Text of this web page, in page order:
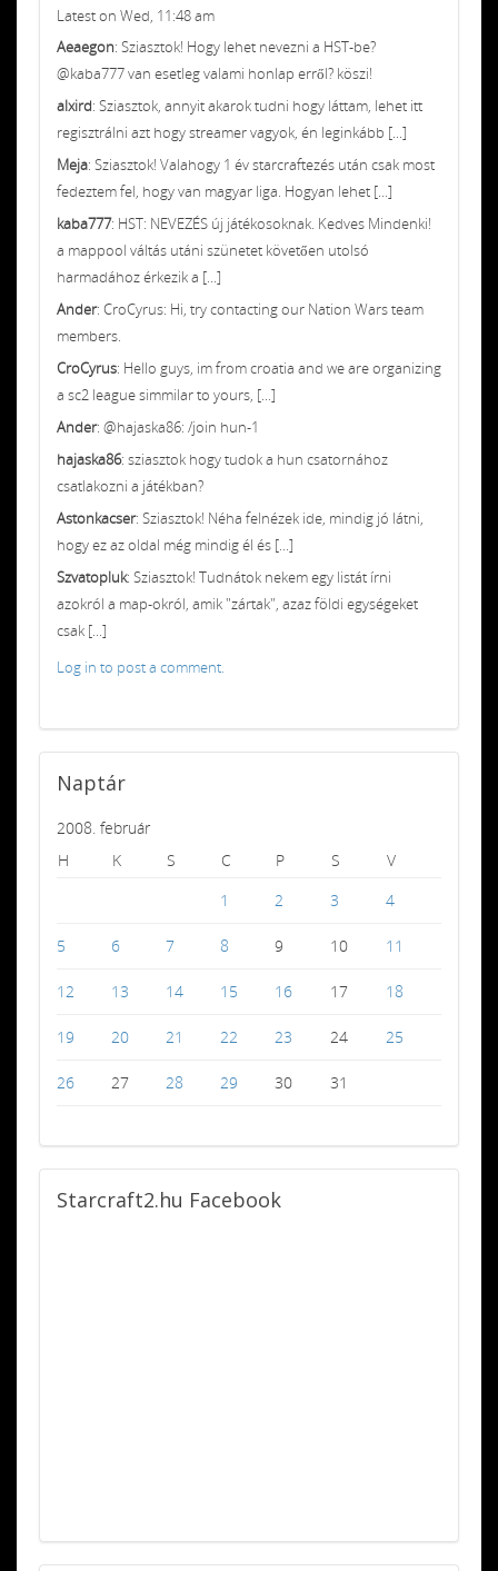
Latest on Wed, 11:48 am
Aeaegon: Sziasztok! Hogy lehet nevezni a HST-be?
@kaba777 van esetleg valami honlap erről? köszi!
alxird: Sziasztok, annyit akarok tudni hogy láttam, lehet itt
regisztrálni azt hogy streamer vagyok, én leginkább [...]
Meja: Sziasztok! Valahogy 1 év starcraftezés után csak most
fedeztem fel, hogy van magyar liga. Hogyan lehet [...]
kaba777: HST: NEVEZÉS új játékosoknak. Kedves Mindenki!
a mappool váltás utáni szünetet követően utolsó
harmadához érkezik a [...]
Ander: CroCyrus: Hi, try contacting our Nation Wars team
members.
CroCyrus: Hello guys, im from croatia and we are organizing
a sc2 league simmilar to yours, [...]
Ander: @hajaska86: /join hun-1
hajaska86: sziasztok hogy tudok a hun csatornához
csatlakozni a játékban?
Astonkacser: Sziasztok! Néha felnézek ide, mindig jó látni,
hogy ez az oldal még mindig él és [...]
Szvatopluk: Sziasztok! Tudnátok nekem egy listát írni
azokról a map-okról, amik "zártak", azaz földi egységeket
csak [...]
Log in to post a comment.
Naptár
2008. február
H
K S C P S
V
1
2 3 4
5 6 7 8 9 10 11
12 13 14 15 16 17 18
19 20 21 22 23 24 25
26 27 28 29 30 31
Starcraft2.hu Facebook